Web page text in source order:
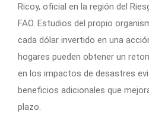
Ricoy, oficial en la región del
FAO. Estudios del propio
cada dólar invertido en una
hogares pueden obtener un
en los impactos de desastres
beneficios adicionales que
plazo.